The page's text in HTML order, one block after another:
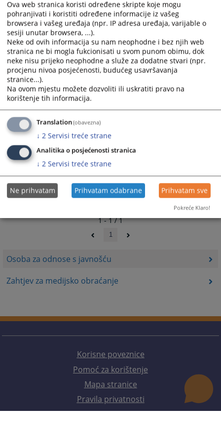
Osoba za odnose s javnošću
Zahtjev za medijsko obraćanje
e-mail: arnela.music@pravosudje.ba
Kontakt telefon: 036/ 501-100 i 501-101; lokal 105
3409
1 - 1 / 1
1
Korisne poveznice
Pomoć za korištenje
Mapa stranice
Pravila privatnosti
Ova web stranica koristi određene skripte koje mogu
pohranjivati i koristiti određene informacije iz vašeg
browsera i vašeg uređaja (npr. IP adresa uređaja, varijable o
sesiji unutar browsera, ...).
Neke od ovih informacija su nam neophodne i bez njih web
stranica ne bi mogla fukcionisati u svom punom obimu, dok
neke nisu prijeko neophodne a služe za dodatne stvari (npr.
procjenu nivoa posjećenosti, budućeg usavršavanja
stranice...).
Na ovom mjestu možete dozvoliti ili uskratiti pravo na
korištenje tih informacija.
Translation(obavezna)
↓ 2 Servisi treće strane
Analitika o posjećenosti stranica
↓ 2 Servisi treće strane
Ne prihvatam Prihvatam odabrane Prihvatam sve
Pokreće Klaro!